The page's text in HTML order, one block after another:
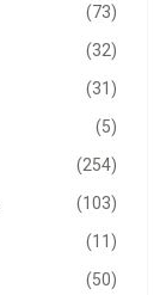
(73)
(32)
(31)
(5)
(254)
(103)
(11)
(50)